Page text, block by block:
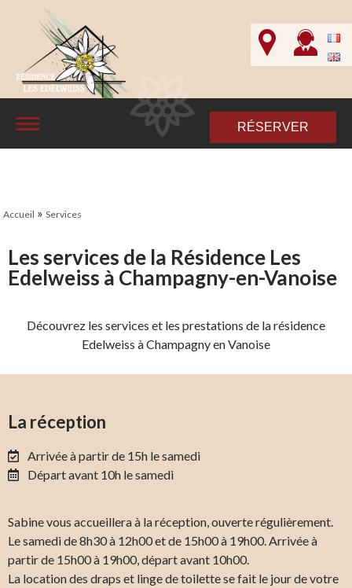
RÉSERVER
Accueil »Services
Les services de la Résidence Les
Edelweiss à Champagny-en-Vanoise
Découvrez les services et les prestations de la résidence
Edelweiss à Champagny en Vanoise
La réception
Arrivée à partir de 15h le samedi
Départ avant 10h le samedi
Sabine vous accueillera à la réception, ouverte régulièrement.
Le samedi de 8h30 à 12h00 et de 15h00 à 19h00. Arrivée à
partir de 15h00 à 19h00, départ avant 10h00.
La location des draps et linge de toilette se fait le jour de votre